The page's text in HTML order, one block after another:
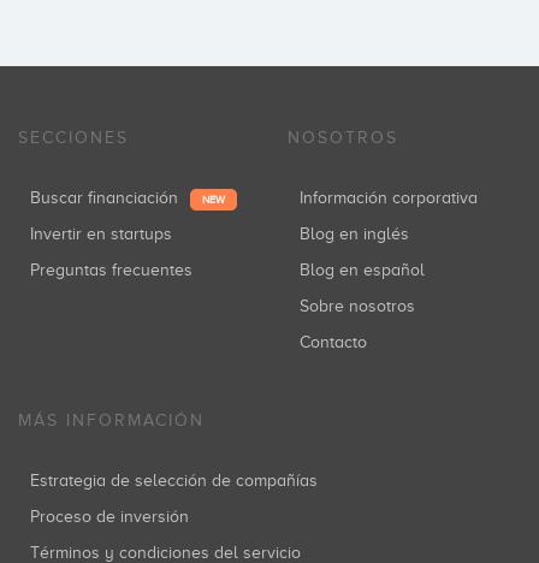
SECCIONES
Buscar financiación NEW
Invertir en startups
Preguntas frecuentes
NOSOTROS
Información corporativa
Blog en inglés
Blog en español
Sobre nosotros
Contacto
MÁS INFORMACIÓN
Estrategia de selección de compañías
Proceso de inversión
Términos y condiciones del servicio